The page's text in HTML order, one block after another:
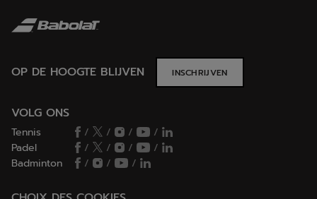
OP DE HOOGTE BLIJVEN INSCHRIJVEN
VOLG ONS
Tennis / / /
/
Padel
/ / /
/
Badminton
/ / /